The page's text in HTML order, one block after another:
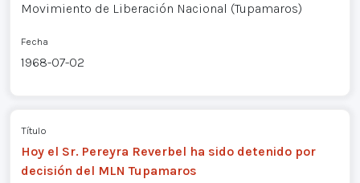
Movimiento de Liberación Nacional (Tupamaros)
Fecha
1968-07-02
Título
Hoy el Sr. Pereyra Reverbel ha sido detenido por
decisión del MLN Tupamaros